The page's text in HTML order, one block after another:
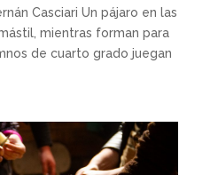
Casciari Un pájaro en las
mientras forman para
de cuarto grado juegan